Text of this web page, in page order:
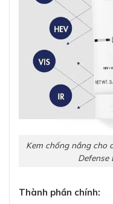
Kem chống nắng cho
Defense
Thành phần chính: